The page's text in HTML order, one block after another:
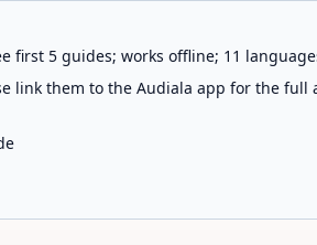
first 5 guides; works offline; 11
link them to the Audiala app for the full